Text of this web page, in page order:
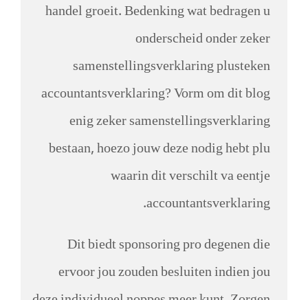
handel groeit. Bedenking wat bedragen u
onderscheid onder zeker
samenstellingsverklaring plusteken
accountantsverklaring? Vorm om dit blog
enig zeker samenstellingsverklaring
bestaan, hoezo jouw deze nodig hebt plu
waarin dit verschilt va eentje
accountantsverklaring.
Dit biedt sponsoring pro degenen die
ervoor jou zouden besluiten indien jou